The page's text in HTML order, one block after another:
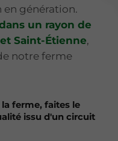
génération.
un rayon de
Saint-Étienne,
notre ferme
ferme, faites le
issu d'un circuit